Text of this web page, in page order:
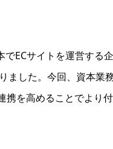
ECサイトを運営する
ました。今回、資本業
を高めることでより